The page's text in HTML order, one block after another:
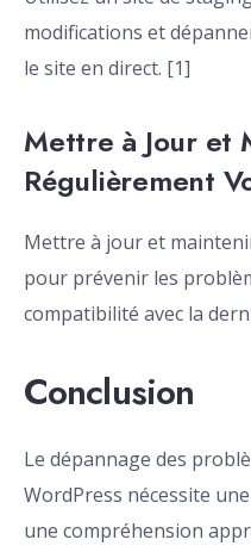
modifications et
le site en direct. [1]
Mettre à Jour et
Régulièrement
Mettre à jour et
pour prévenir les
compatibilité avec la
Conclusion
Le dépannage des
WordPress nécessite
une compréhension